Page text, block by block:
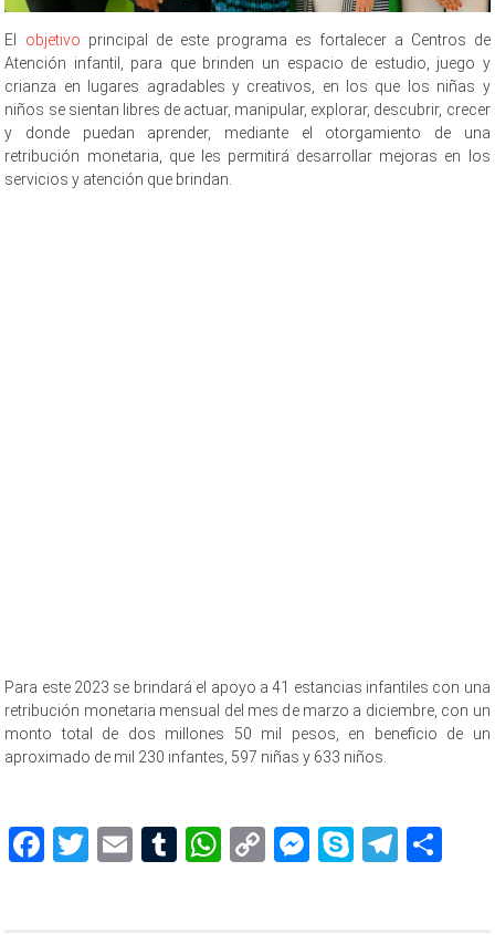
El objetivo principal de este programa es fortalecer a Centros de
Atención infantil, para que brinden un espacio de estudio, juego y
crianza en lugares agradables y creativos, en los que los niñas y
niños se sientan libres de actuar, manipular, explorar, descubrir, crecer
y donde puedan aprender, mediante el otorgamiento de una
retribución monetaria, que les permitirá desarrollar mejoras en los
servicios y atención que brindan.
Para este 2023 se brindará el apoyo a 41 estancias infantiles con una
retribución monetaria mensual del mes de marzo a diciembre, con un
monto total de dos millones 50 mil pesos, en beneficio de un
aproximado de mil 230 infantes, 597 niñas y 633 niños.
Facebook
Twitter
EmailTumblr
WhatsApp
CopyMessenger
Skype